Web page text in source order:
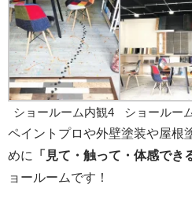
ショールーム内観4 ショールー
ペイントプロや外壁塗装や屋根
めに
「見て・触って・体感でき
ョールームです！